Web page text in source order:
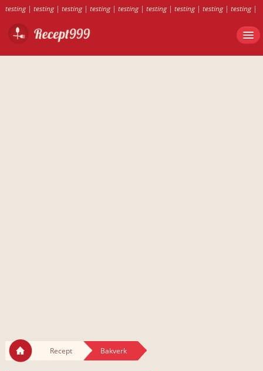
testing| testing| testing| testing| testing| testing| testing| testing| testing|
testing| testing testing | testing|
|
Recept Bakverk